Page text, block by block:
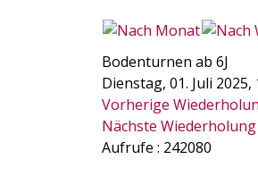
Bodenturnen ab 6J
Dienstag, 01. Juli 2025,
Vorherige
Nächste Wiederholung
Aufrufe : 242080